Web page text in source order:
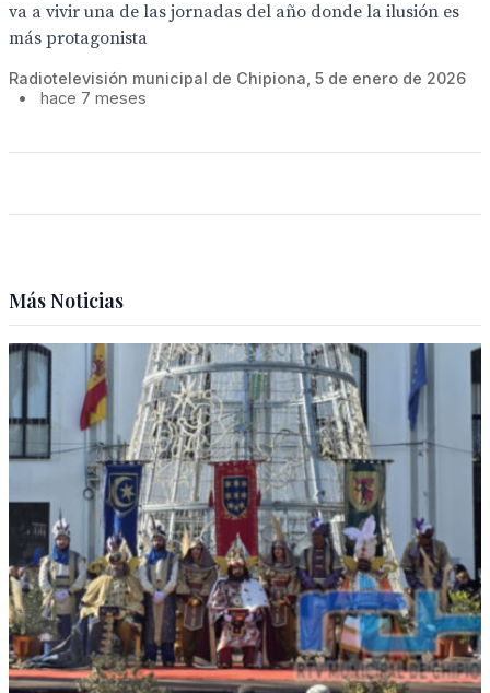
va a vivir una de las jornadas del año donde la ilusión es
más protagonista
Radiotelevisión municipal de Chipiona, 5 de enero de 2026
•
hace 7 meses
Más Noticias